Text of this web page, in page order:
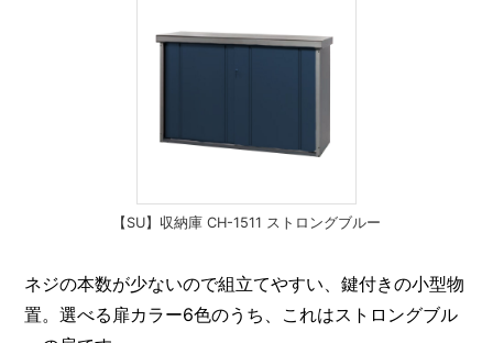
【SU】収納庫 CH-1511 ストロングブルー
ネジの本数が少ないので組立てやすい、鍵付きの小型物
置。選べる扉カラー6色のうち、これはストロングブル